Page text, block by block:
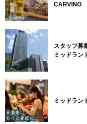
CARVINO
スタッフ募
ミッドラン
ミッドラン